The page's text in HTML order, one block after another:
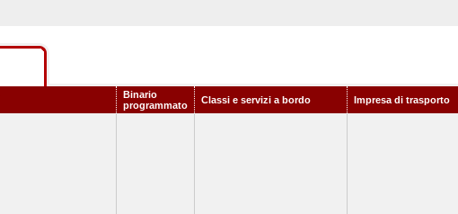
Binario
programmato
Classi e servizi a bordo Impresa di trasporto